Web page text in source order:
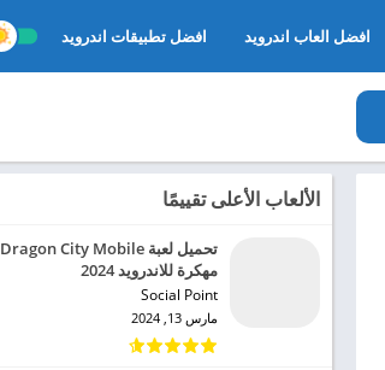
افضل العاب اندرويد افضل تطبيقات اندرويد
الألعاب الأعلى تقييمًا
تحميل لعبة Dragon City Mobile
مهكرة للاندرويد 2024
Social Point‏
مارس 13, 2024